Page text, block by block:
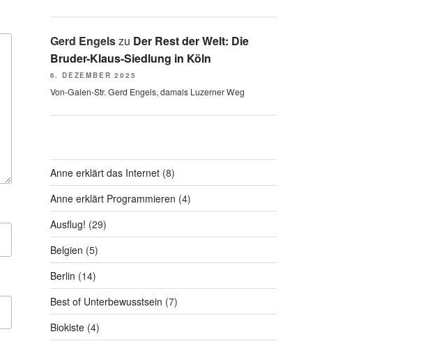
Gerd Engelszu Der Rest der Welt: Die
Bruder-Klaus-Siedlung in Köln
6. DEZEMBER 2025
Von-Galen-Str. Gerd Engels, damals Luzerner Weg
Anne erklärt das Internet(8)
Anne erklärt Programmieren (4)
Ausflug! (29)
Belgien (5)
Berlin (14)
Best of Unterbewusstsein (7)
Biokiste(4)